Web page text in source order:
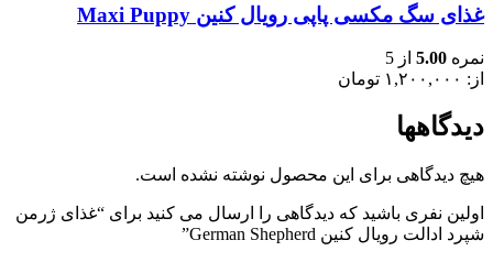
غذای سگ مکسی پاپی رویال کنین Maxi Puppy
نمره 5.00 از 5
از: ۱,۲۰۰,۰۰۰ تومان
دیدگاهها
هیچ دیدگاهی برای این محصول نوشته نشده است.
اولین نفری باشید که دیدگاهی را ارسال می کنید برای “غذای ژرمن
شپرد ادالت رویال کنین German Shepherd”